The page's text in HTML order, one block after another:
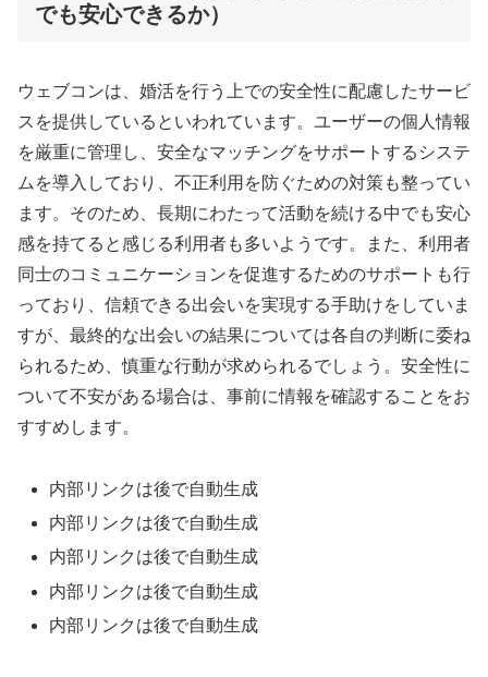
でも安心できるか）
ウェブコンは、婚活を行う上での安全性に配慮したサービ
スを提供しているといわれています。ユーザーの個人情報
を厳重に管理し、安全なマッチングをサポートするシステ
ムを導入しており、不正利用を防ぐための対策も整ってい
ます。そのため、長期にわたって活動を続ける中でも安心
感を持てると感じる利用者も多いようです。また、利用者
同士のコミュニケーションを促進するためのサポートも行
っており、信頼できる出会いを実現する手助けをしていま
すが、最終的な出会いの結果については各自の判断に委ね
られるため、慎重な行動が求められるでしょう。安全性に
ついて不安がある場合は、事前に情報を確認することをお
すすめします。
内部リンクは後で自動生成
内部リンクは後で自動生成
内部リンクは後で自動生成
内部リンクは後で自動生成
内部リンクは後で自動生成